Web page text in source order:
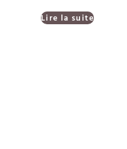
Lire la suite